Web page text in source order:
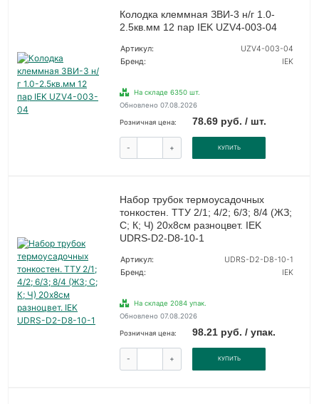
Колодка клеммная ЗВИ-3 н/г 1.0-
2.5кв.мм 12 пар IEK UZV4-003-04
Артикул:
UZV4-003-04
Бренд:
IEK
На складе 6350 шт.
Обновлено 07.08.2026
Розничная цена: 78.69 руб. / шт.
- + КУПИТЬ
Набор трубок термоусадочных
тонкостен. ТТУ 2/1; 4/2; 6/3; 8/4 (ЖЗ;
С; К; Ч) 20х8см разноцвет. IEK
UDRS-D2-D8-10-1
Артикул:
UDRS-D2-D8-10-1
Бренд:
IEK
На складе 2084 упак.
Обновлено 07.08.2026
Розничная цена: 98.21 руб. / упак.
- + КУПИТЬ